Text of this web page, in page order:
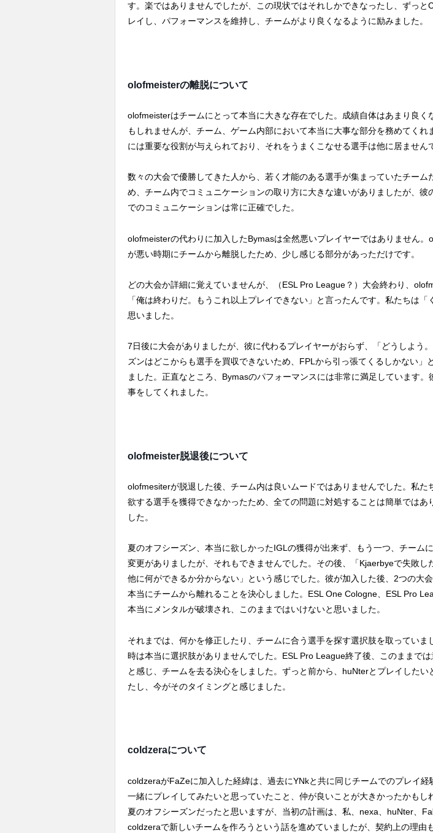
す。楽ではありませんでしたが、この現状ではそれしかできなったし、ずっと
レイし、パフォーマンスを維持し、チームがより良くなるように励みました。
olofmeisterの離脱について
olofmeisterはチームにとって本当に大きな存在でした。成績自体はあまり良く
もしれませんが、チーム、ゲーム内部において本当に大事な部分を務めてくれ
には重要な役割が与えられており、それをうまくこなせる選手は他に居ません
数々の大会で優勝してきた人から、若く才能のある選手が集まっていたチーム
め、チーム内でコミュニケーションの取り方に大きな違いがありましたが、彼
でのコミュニケーションは常に正確でした。
olofmeisterの代わりに加入したBymasは全然悪いプレイヤーではありません。
が悪い時期にチームから離脱したため、少し感じる部分があっただけです。
どの大会か詳細に覚えていませんが、（ESL Pro League？）大会終わり、
「俺は終わりだ。もうこれ以上プレイできない」と言ったんです。私たちは「
思いました。
7日後に大会がありましたが、彼に代わるプレイヤーがおらず、「どうしよう
ズンはどこからも選手を買収できないため、FPLから引っ張てくるしかない」
ました。正直なところ、Bymasのパフォーマンスには非常に満足しています。
事をしてくれました。
olofmeister脱退後について
olofmesiterが脱退した後、チーム内は良いムードではありませんでした。私た
欲する選手を獲得できなかったため、全ての問題に対処することは簡単ではあ
した。
夏のオフシーズン、本当に欲しかったIGLの獲得が出来ず、もう一つ、チーム
変更がありましたが、それもできませんでした。その後、「Kjaerbyeで失敗し
他に何ができるか分からない」という感じでした。彼が加入した後、2つの大会
本当にチームから離れることを決心しました。ESL One Cologne、ESL Pro
本当にメンタルが破壊され、このままではいけないと思いました。
それまでは、何かを修正したり、チームに合う選手を探す選択肢を取っていま
時は本当に選択肢がありませんでした。ESL Pro League終了後、このままで
と感じ、チームを去る決心をしました。ずっと前から、huNterとプレイしたい
たし、今がそのタイミングと感じました。
coldzeraについて
coldzeraがFaZeに加入した経緯は、過去にYNkと共に同じチームでのプレイ経
一緒にプレイしてみたいと思っていたこと、仲が良いことが大きかったかもし
夏のオフシーズンだったと思いますが、当初の計画は、私、nexa、huNter、
coldzeraで新しいチームを作ろうという話を進めていましたが、契約上の理由